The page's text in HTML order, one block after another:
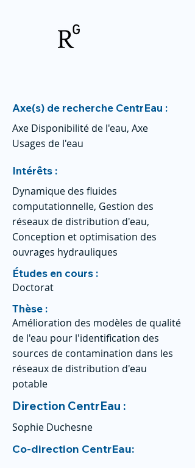
Axe(s) de recherche CentrEau :
Axe Disponibilité de l'eau, Axe
Usages de l'eau
Intérêts :
Dynamique des fluides
computationnelle, Gestion des
réseaux de distribution d'eau,
Conception et optimisation des
ouvrages hydrauliques
Études en cours :
Doctorat
Thèse :
Amélioration des modèles de qualité
de l'eau pour l'identification des
sources de contamination dans les
réseaux de distribution d'eau
potable
Direction CentrEau :
Sophie Duchesne
Co-direction CentrEau: